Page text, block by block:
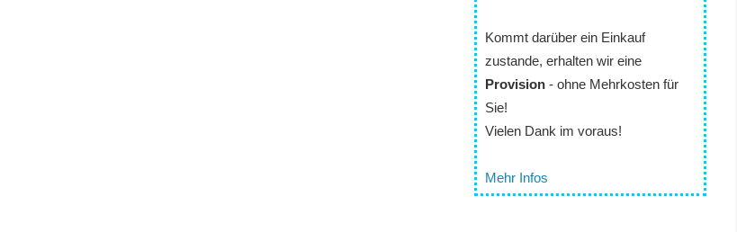
Kommt darüber ein Einkauf
zustande, erhalten wir eine
Provision- ohne Mehrkosten für
Sie!
Vielen Dank im voraus!
Mehr Infos